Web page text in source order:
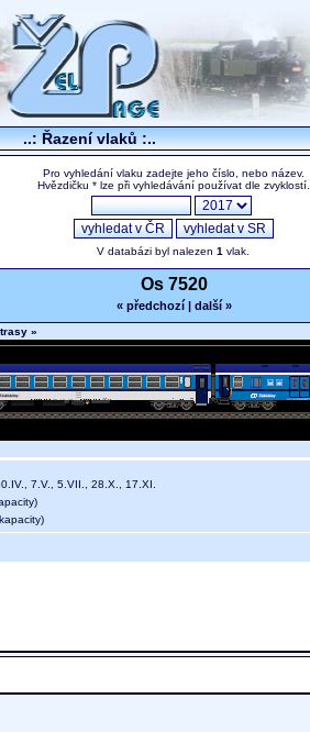
..: Řazení vlaků :..
Pro vyhledání vlaku zadejte jeho číslo, nebo název.
Hvězdičku * lze při vyhledávání používat dle zvyklostí.
V databázi byl nalezen 1 vlak.
Os 7520
« předchozí| další »
»
7.V., 5.VII., 28.X., 17.XI.